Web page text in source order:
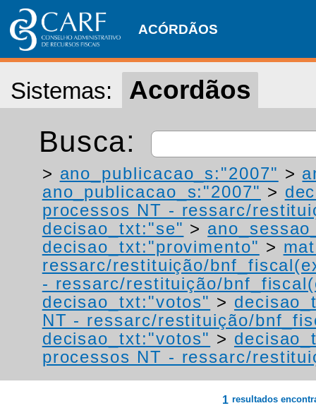
ACÓRDÃOS
Sistemas: Acordãos
Busca:
> ano_publicacao_s:"2007" >
ano_publicacao_s:"2007" >
processos NT - ressarc/
decisao_txt:"se" >
decisao_txt:"provimento" >
ressarc/restituição/
- ressarc/restituição/
decisao_txt:"votos" >
NT - ressarc/restituição/
decisao_txt:"votos" >
processos NT - ressarc/
1 resultados